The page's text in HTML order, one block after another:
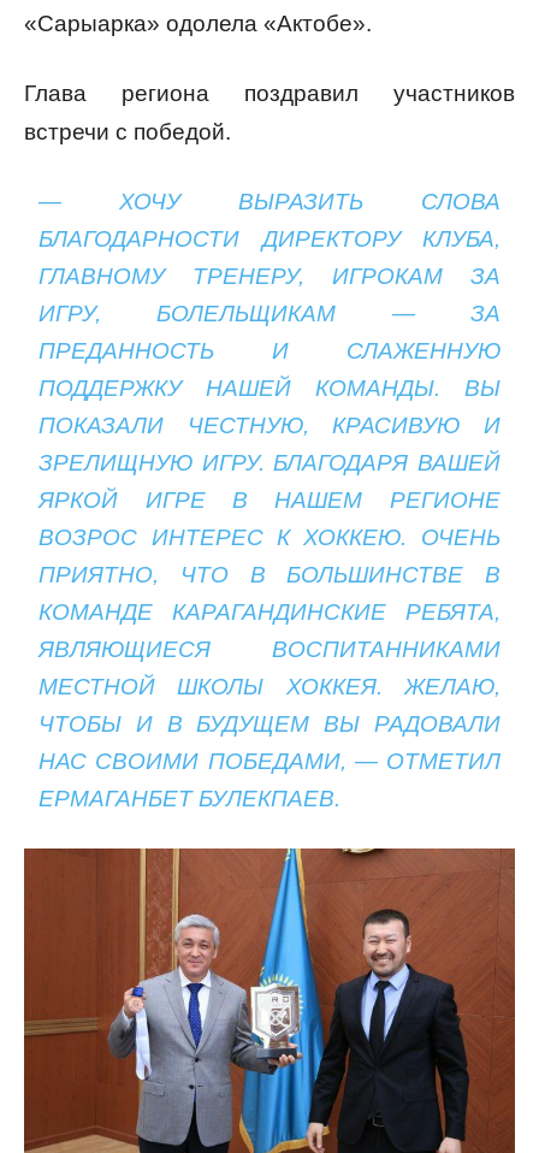
«Сарыарка» одолела «Актобе».
Глава региона поздравил участников
встречи с победой.
— ХОЧУ ВЫРАЗИТЬ СЛОВА
БЛАГОДАРНОСТИ ДИРЕКТОРУ КЛУБА,
ГЛАВНОМУ ТРЕНЕРУ, ИГРОКАМ ЗА
ИГРУ, БОЛЕЛЬЩИКАМ — ЗА
ПРЕДАННОСТЬ И СЛАЖЕННУЮ
ПОДДЕРЖКУ НАШЕЙ КОМАНДЫ. ВЫ
ПОКАЗАЛИ ЧЕСТНУЮ, КРАСИВУЮ И
ЗРЕЛИЩНУЮ ИГРУ. БЛАГОДАРЯ ВАШЕЙ
ЯРКОЙ ИГРЕ В НАШЕМ РЕГИОНЕ
ВОЗРОС ИНТЕРЕС К ХОККЕЮ. ОЧЕНЬ
ПРИЯТНО, ЧТО В БОЛЬШИНСТВЕ В
КОМАНДЕ КАРАГАНДИНСКИЕ РЕБЯТА,
ЯВЛЯЮЩИЕСЯ ВОСПИТАННИКАМИ
МЕСТНОЙ ШКОЛЫ ХОККЕЯ. ЖЕЛАЮ,
ЧТОБЫ И В БУДУЩЕМ ВЫ РАДОВАЛИ
НАС СВОИМИ ПОБЕДАМИ, — ОТМЕТИЛ
ЕРМАГАНБЕТ БУЛЕКПАЕВ.